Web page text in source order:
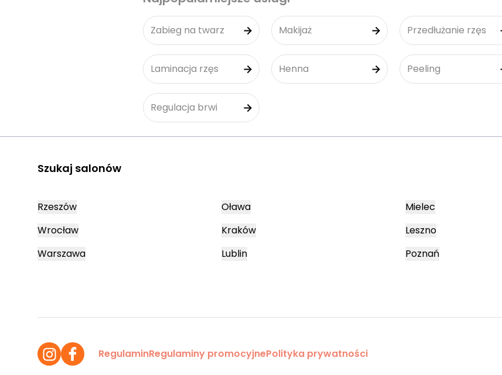
Zabieg na twarz Makijaż Przedłużanie rzęs
Laminacja rzęs Henna Peeling
Regulacja brwi
Szukaj salonów
Rzeszów
Wrocław
Warszawa
Oława
Kraków
Lublin
Mielec
Leszno
Poznań
RegulaminRegulaminy promocyjnePolityka prywatności